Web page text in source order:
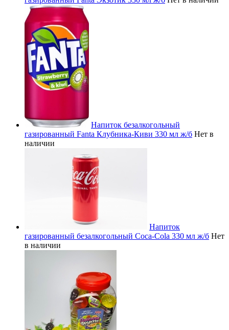
Напиток безалкогольный
газированный Fanta Клубника-Киви 330 мл ж/б Нет в
наличии
Напиток
газированный безалкогольный Coca-Cola 330 мл ж/б Нет
в наличии